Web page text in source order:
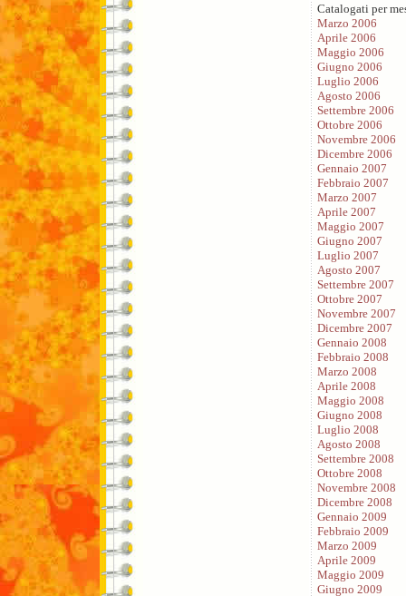
Catalogati per
Marzo 2006
Aprile 2006
Maggio 2006
Giugno 2006
Luglio 2006
Agosto 2006
Settembre 2006
Ottobre 2006
Novembre 2006
Dicembre 2006
Gennaio 2007
Febbraio 2007
Marzo 2007
Aprile 2007
Maggio 2007
Giugno 2007
Luglio 2007
Agosto 2007
Settembre 2007
Ottobre 2007
Novembre 2007
Dicembre 2007
Gennaio 2008
Febbraio 2008
Marzo 2008
Aprile 2008
Maggio 2008
Giugno 2008
Luglio 2008
Agosto 2008
Settembre 2008
Ottobre 2008
Novembre 2008
Dicembre 2008
Gennaio 2009
Febbraio 2009
Marzo 2009
Aprile 2009
Maggio 2009
Giugno 2009